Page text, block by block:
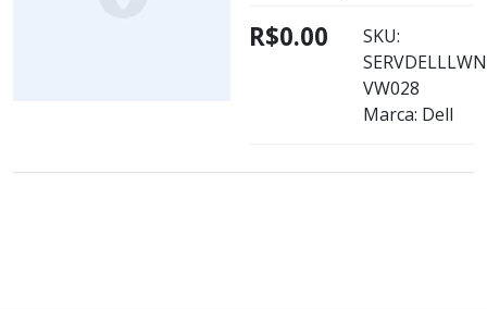
R$0.00
SKU:
VW028
Marca: Dell